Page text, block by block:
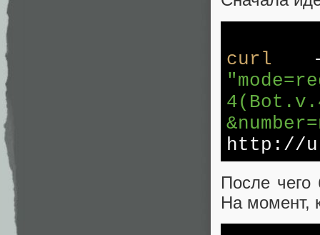
curl --
http://
После чего
На момент,